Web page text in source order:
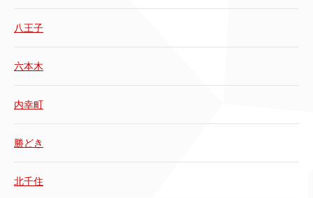
八王子
六本木
内幸町
勝どき
北千住